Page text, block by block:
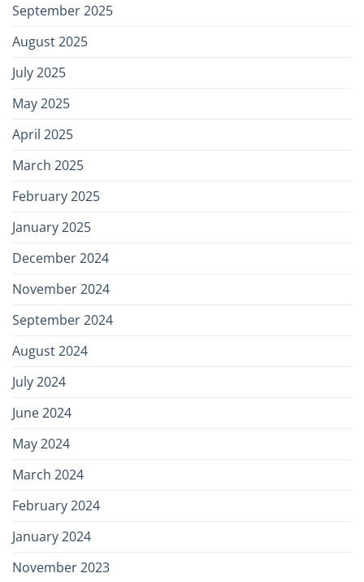
September 2025
August 2025
July 2025
May 2025
April 2025
March 2025
February 2025
January 2025
December 2024
November 2024
September 2024
August 2024
July 2024
June 2024
May 2024
March 2024
February 2024
January 2024
November 2023